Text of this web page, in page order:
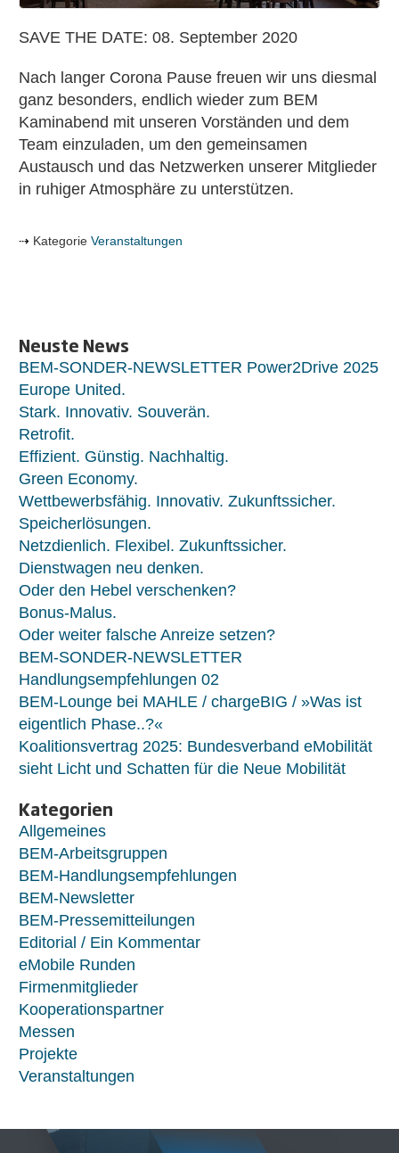
SAVE THE DATE: 08. September 2020
Nach langer Corona Pause freuen wir uns diesmal
ganz besonders, endlich wieder zum BEM
Kaminabend mit unseren Vorständen und dem
Team einzuladen, um den gemeinsamen
Austausch und das Netzwerken unserer Mitglieder
in ruhiger Atmosphäre zu unterstützen.
Kategorie Veranstaltungen
Neuste News
BEM-SONDER-NEWSLETTER Power2Drive 2025
Europe United.
Stark. Innovativ. Souverän.
Retrofit.
Effizient. Günstig. Nachhaltig.
Green Economy.
Wettbewerbsfähig. Innovativ. Zukunftssicher.
Speicherlösungen.
Netzdienlich. Flexibel. Zukunftssicher.
Dienstwagen neu denken.
Oder den Hebel verschenken?
Bonus-Malus.
Oder weiter falsche Anreize setzen?
BEM-SONDER-NEWSLETTER
Handlungsempfehlungen 02
BEM-Lounge bei MAHLE / chargeBIG / »Was ist
eigentlich Phase..?«
Koalitionsvertrag 2025: Bundesverband eMobilität
sieht Licht und Schatten für die Neue Mobilität
Kategorien
Allgemeines
BEM-Arbeitsgruppen
BEM-Handlungsempfehlungen
BEM-Newsletter
BEM-Pressemitteilungen
Editorial / Ein Kommentar
eMobile Runden
Firmenmitglieder
Kooperationspartner
Messen
Projekte
Veranstaltungen